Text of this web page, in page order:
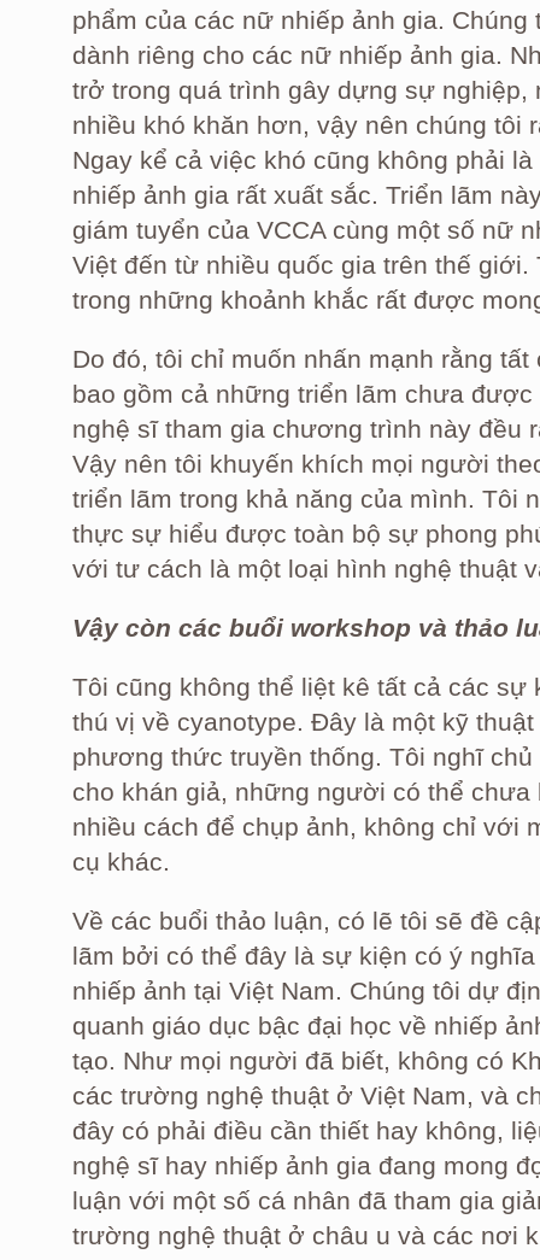
phẩm của các nữ nhiếp ảnh gia.
dành riêng cho các nữ nhiếp ảnh gia.
trở trong quá trình gây dựng sự nghiệp,
nhiều khó khăn hơn, vậy nên chúng tôi
Ngay kể cả việc khó cũng không phải
nhiếp ảnh gia rất xuất sắc. Triển lãm
giám tuyển của VCCA cùng một số nữ
Việt đến từ nhiều quốc gia trên thế
trong những khoảnh khắc rất được
Do đó, tôi chỉ muốn nhấn mạnh rằng
bao gồm cả những triển lãm chưa
nghệ sĩ tham gia chương trình này đều
Vậy nên tôi khuyến khích mọi người
triển lãm trong khả năng của mình. Tôi
thực sự hiểu được toàn bộ sự phong
với tư cách là một loại hình nghệ thuật
Vậy còn các buổi workshop và thảo
Tôi cũng không thể liệt kê tất cả các sự
thú vị về cyanotype. Đây là một kỹ
phương thức truyền thống. Tôi nghĩ
cho khán giả, những người có thể chưa
nhiều cách để chụp ảnh, không chỉ với
cụ khác.
Về các buổi thảo luận, có lẽ tôi sẽ đề
lãm bởi có thể đây là sự kiện có ý
nhiếp ảnh tại Việt Nam. Chúng tôi dự
quanh giáo dục bậc đại học về nhiếp
tạo. Như mọi người đã biết, không có
các trường nghệ thuật ở Việt Nam, và
đây có phải điều cần thiết hay không,
nghệ sĩ hay nhiếp ảnh gia đang mong
luận với một số cá nhân đã tham gia
trường nghệ thuật ở châu u và các nơi